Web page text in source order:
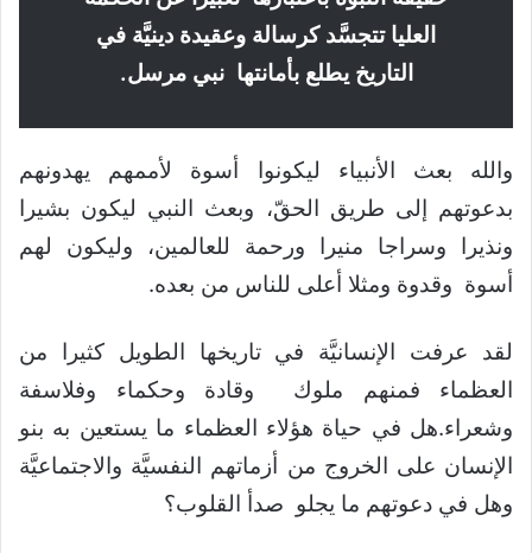
العليا تتجسَّد كرسالة وعقيدة دينيَّة في
التاريخ يطلع بأمانتها نبي مرسل.
والله بعث الأنبياء ليكونوا أسوة لأممهم يهدونهم
بدعوتهم إلى طريق الحقّ، وبعث النبي ليكون بشيرا
ونذيرا وسراجا منيرا ورحمة للعالمين، وليكون لهم
أسوة وقدوة ومثلا أعلى للناس من بعده.
لقد عرفت الإنسانيَّة في تاريخها الطويل كثيرا من
العظماء فمنهم ملوك وقادة وحكماء وفلاسفة
وشعراء.هل في حياة هؤلاء العظماء ما يستعين به بنو
الإنسان على الخروج من أزماتهم النفسيَّة والاجتماعيَّة
وهل في دعوتهم ما يجلو صدأ القلوب؟